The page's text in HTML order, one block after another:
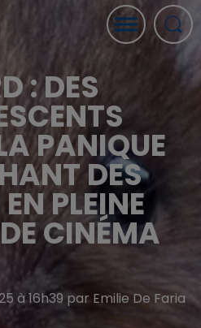
: DES
PANIQUE
DES
PLEINE
CINÉMA
à 16h39 par Emilie De Faria